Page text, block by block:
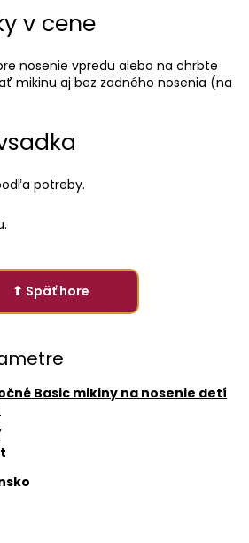
v cene
nosenie vpredu alebo na chrbte
mikinu aj bez zadného nosenia (na
potreby.
⬆ Späť hore
Basic mikiny na nosenie detí